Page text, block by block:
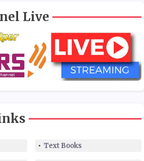
Live
Text Books